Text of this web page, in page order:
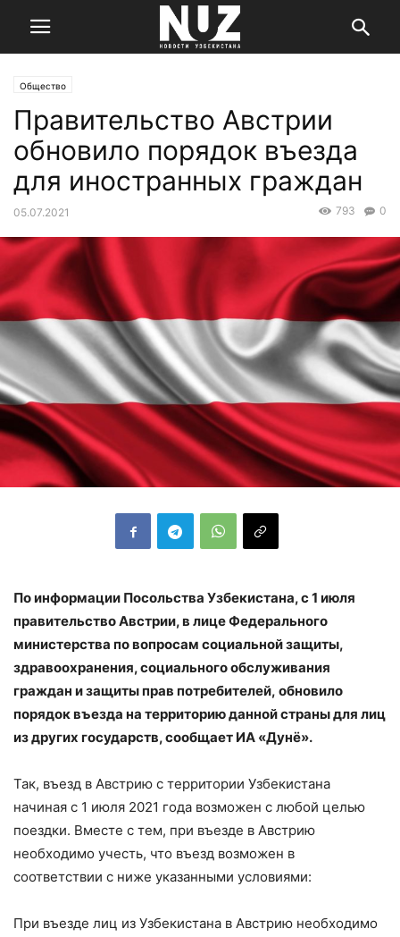
Общество
Правительство Австрии
обновило порядок въезда
для иностранных граждан
05.07.2021 0
793
По информации Посольства Узбекистана, с 1 июля
правительство Австрии, в лице Федерального
министерства по вопросам социальной защиты,
здравоохранения, социального обслуживания
граждан и защиты прав потребителей, обновило
порядок въезда на территорию данной страны для лиц
из других государств, сообщает ИА «Дунё».
Так, въезд в Австрию с территории Узбекистана
начиная с 1 июля 2021 года возможен с любой целью
поездки. Вместе с тем, при въезде в Австрию
необходимо учесть, что въезд возможен в
соответствии с ниже указанными условиями:
При въезде лиц из Узбекистана в Австрию необходимо